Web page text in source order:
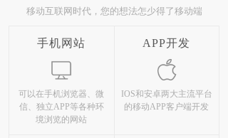
移动互联网时代，您的想法怎少得了移动端
手机网站
可以在手机浏览器、微
信、独立APP等各种环
境浏览的网站
APP开发
IOS和安卓两大主流平台
的移动APP客户端开发